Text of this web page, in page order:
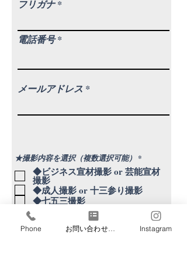
フリガナ
電話番号
メールアドレス
★撮影内容を選択（複数選択可能） *
須
項
◆ビジネス宣材撮影 or 芸能宣材
撮影
◆成人撮影 or 十三参り撮影
◆七五三撮影
◆婚礼撮影
◆婚活用撮影
Phone お問い合わせフォーム Instagram